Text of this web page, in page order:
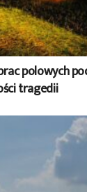
polowych
tragedii